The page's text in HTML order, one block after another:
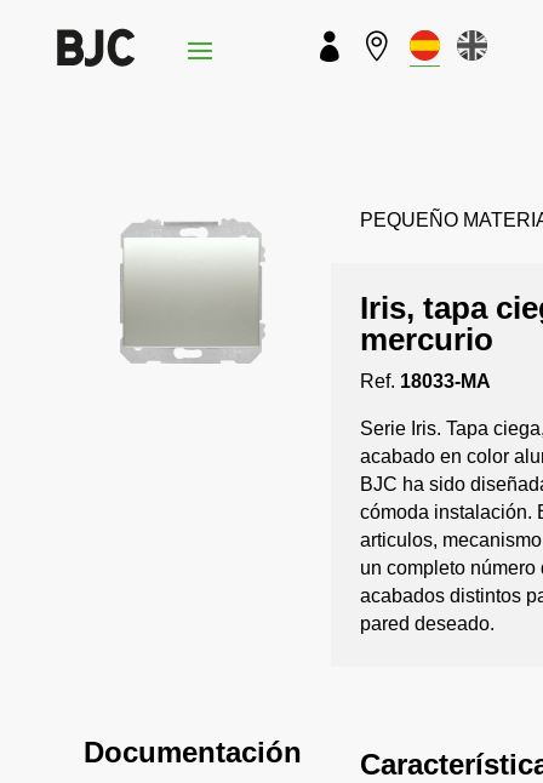
 
PEQUEÑO
Iris, tapa
mercurio
Ref. 18033-MA
Serie Iris. Tapa
acabado en color
BJC ha sido
cómoda instalación.
articulos,
un completo
acabados distintos
pared deseado.
Documentación